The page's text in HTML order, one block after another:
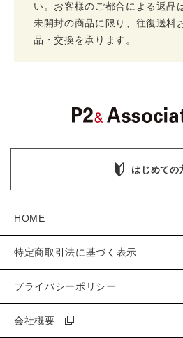
い。お客様のご都合による返品
未開封の商品に限り、往復送料
品・交換を承ります。
はじめての
HOME
特定商取引法に基づく表示
プライバシーポリシー
会社概要